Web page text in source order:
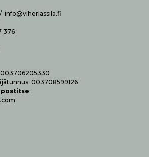
info@viherlassila.fi
376
003706205330
003708599126
: